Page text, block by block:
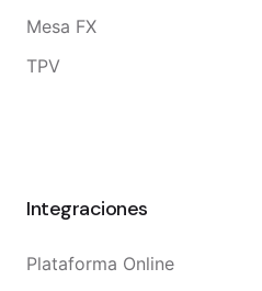
Mesa FX
TPV
Integraciones
Plataforma Online